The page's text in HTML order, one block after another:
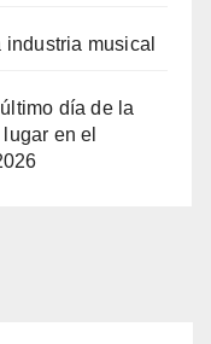
musical
día de la
en el